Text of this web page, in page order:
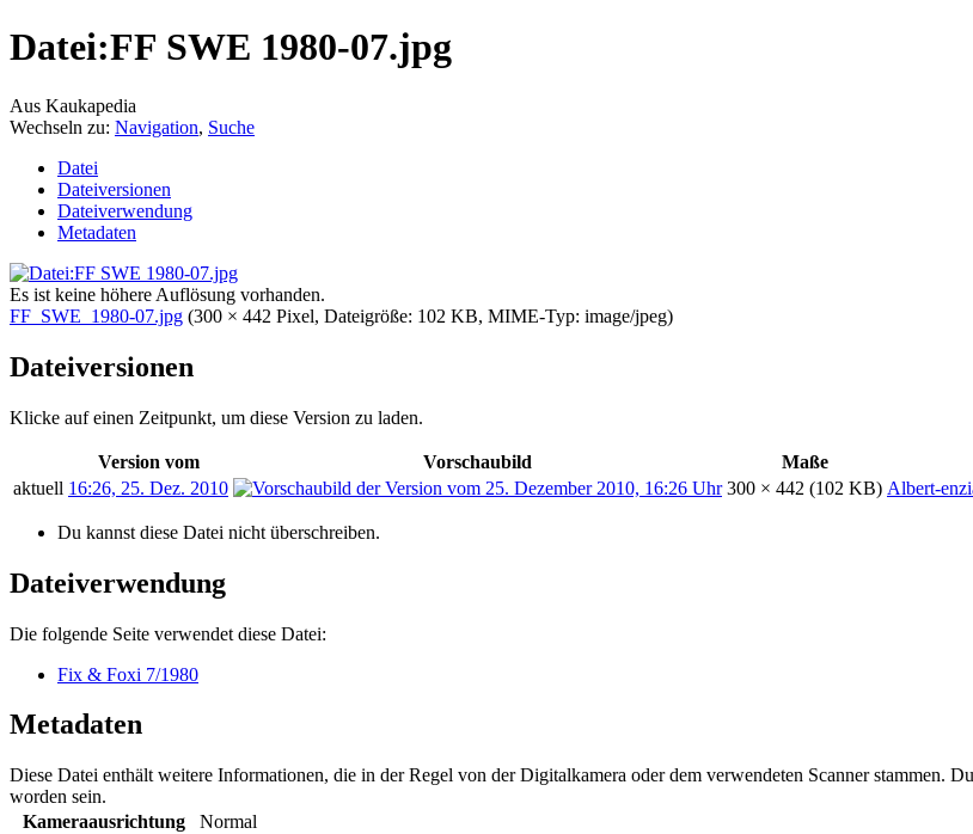
Datei:FF SWE 1980-07.jpg
Aus Kaukapedia
Wechseln zu: Navigation, Suche
Datei
Dateiversionen
Dateiverwendung
Metadaten
Es ist keine höhere Auflösung vorhanden.
FF_SWE_1980-07.jpg (300 × 442 Pixel, Dateigröße: 102 KB, MIME-Typ: image/jpeg)
Dateiversionen
Klicke auf einen Zeitpunkt, um diese Version zu laden.
Version vom Vorschaubild Maße
aktuell 16:26, 25. Dez. 2010 300 × 442 (102 KB) Albert-
Du kannst diese Datei nicht überschreiben.
Dateiverwendung
Die folgende Seite verwendet diese Datei:
Fix & Foxi 7/1980
Metadaten
Diese Datei enthält weitere Informationen, die in der Regel von der Digitalkamera oder dem verwendeten Scanner stammen.
worden sein.
Kameraausrichtung
Normal